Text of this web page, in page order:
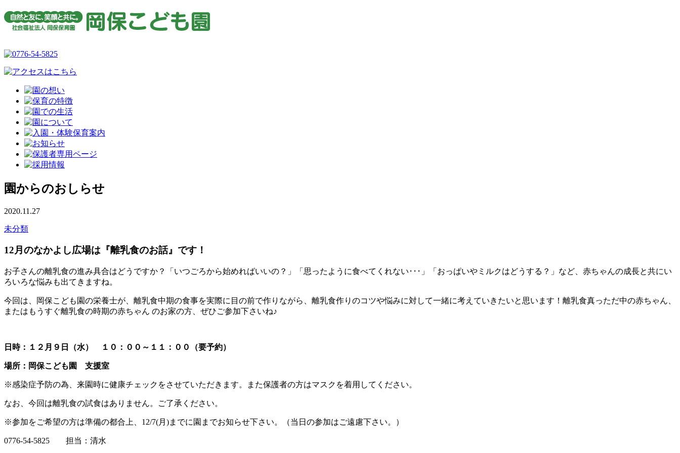
園からのおしらせ
2020.11.27
未分類
12月のなかよし広場は『離乳食のお話』です！
お子さんの離乳食の進み具合はどうですか？「いつごろから始めればいいの？」「思ったように食べてくれない･･･」「おっぱいやミルクはどうする？」など、赤ちゃんの成長と共にい
ろいろな悩みも出てきますね。
今回は、岡保こども園の栄養士が、離乳食中期の食事を実際に目の前で作りながら、離乳食作りのコツや悩みに対して一緒に考えていきたいと思います！離乳食真っただ中の赤ちゃん、
またはもうすぐ離乳食の時期の赤ちゃん のお家の方、ぜひご参加下さいね♪
日時：１２月９日（水） １０：００～１１：００（要予約）
場所：岡保こども園 支援室
※感染症予防の為、来園時に健康チェックをさせていただきます。また保護者の方はマスクを着用してください。
なお、今回は離乳食の試食はありません。ご了承ください。
※参加をご希望の方は準備の都合上、12/7(月)までに園までお知らせ下さい。（当日の参加はご遠慮下さい。）
0776-54-5825 担当：清水